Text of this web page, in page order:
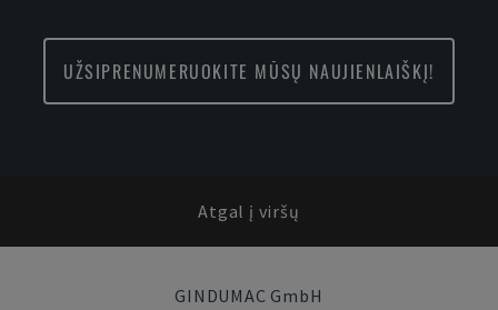
UŽSIPRENUMERUOKITE MŪSŲ NAUJIENLAIŠKĮ!
Atgal į viršų
GINDUMAC GmbH